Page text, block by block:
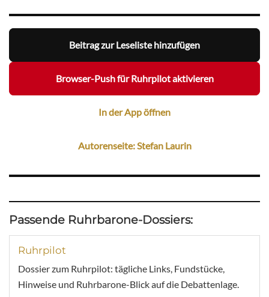
Beitrag zur Leseliste hinzufügen
Browser-Push für Ruhrpilot aktivieren
In der App öffnen
Autorenseite: Stefan Laurin
Passende Ruhrbarone-Dossiers:
Ruhrpilot
Dossier zum Ruhrpilot: tägliche Links, Fundstücke,
Hinweise und Ruhrbarone-Blick auf die Debattenlage.